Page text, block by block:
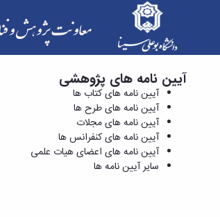
آیین نامه های کتاب ها - معاونت
آیین نامه های پژوهشی
آیین نامه های کتاب ها
آیین نامه های طرح ها
آیین نامه های مجلات
آیین نامه های کنفرانس ها
آیین نامه های اعضای هیات علمی
سایر آیین نامه ها